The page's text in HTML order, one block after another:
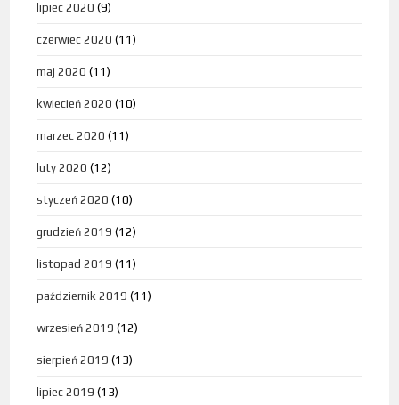
lipiec 2020 (9)
czerwiec 2020 (11)
maj 2020 (11)
kwiecień 2020 (10)
marzec 2020 (11)
luty 2020 (12)
styczeń 2020 (10)
grudzień 2019 (12)
listopad 2019 (11)
październik 2019 (11)
wrzesień 2019 (12)
sierpień 2019 (13)
lipiec 2019 (13)